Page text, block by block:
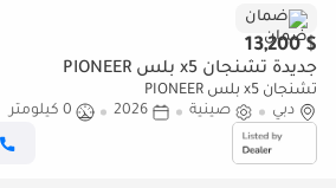
ضمان
$ 13,200
جديدة تشنجان x5 بلس PIONEER
تشنجان x5 بلس PIONEER
دبي
صينية 2026
0 كيلومتر